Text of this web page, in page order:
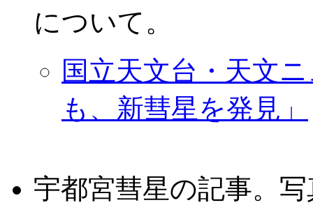
について。
国立天文台・天文
も、新彗星を発見」
宇都宮彗星の記事。